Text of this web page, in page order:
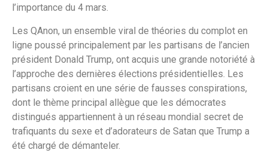
l’importance du 4 mars.
Les QAnon, un ensemble viral de théories du complot en
ligne poussé principalement par les partisans de l’ancien
président Donald Trump, ont acquis une grande notoriété à
l’approche des dernières élections présidentielles. Les
partisans croient en une série de fausses conspirations,
dont le thème principal allègue que les démocrates
distingués appartiennent à un réseau mondial secret de
trafiquants du sexe et d’adorateurs de Satan que Trump a
été chargé de démanteler.